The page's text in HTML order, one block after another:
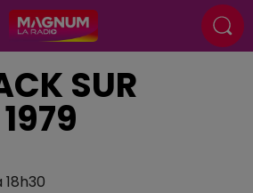
SUR
18h30